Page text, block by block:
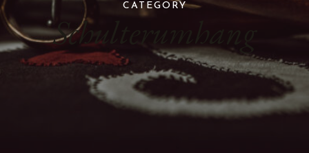
CATEGORY
Schulterumhang